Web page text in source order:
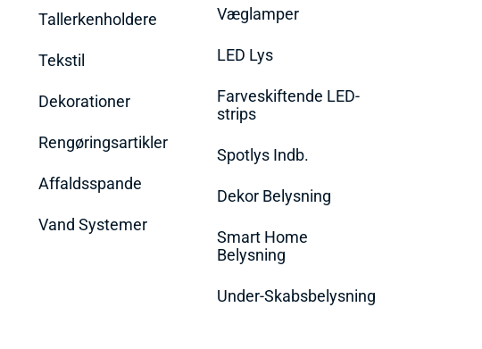
Tallerkenholdere
Tekstil
Dekorationer
Rengøringsartikler
Affaldsspande
Vand Systemer
Væglamper
LED Lys
Farveskiftende LED-
strips
Spotlys Indb.
Dekor Belysning
Smart Home
Belysning
Under-Skabsbelysning